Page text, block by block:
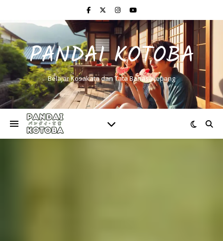
PANDAI KOTOBA
Belajar Kosakata dan Tata Bahasa Jepang